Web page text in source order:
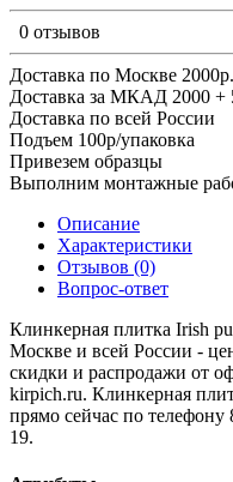
0 отзывов
Доставка по Москве 2000р.
Доставка за МКАД 2000 +
Доставка по всей России
Подъем 100р/упаковка
Привезем образцы
Выполним монтажные
Описание
Характеристики
Отзывов (0)
Вопрос-ответ
Клинкерная плитка Irish
Москве и всей России -
скидки и распродажи от
kirpich.ru. Клинкерная
прямо сейчас по
19.